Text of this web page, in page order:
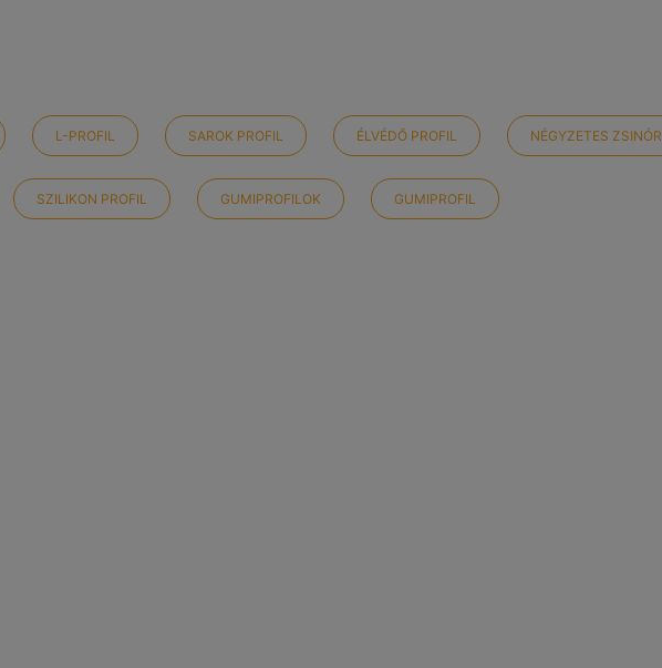
L-PROFIL SAROK PROFIL ÉLVÉDŐ PROFIL NÉGYZETES ZSINÓR
SZILIKON PROFIL GUMIPROFILOK GUMIPROFIL